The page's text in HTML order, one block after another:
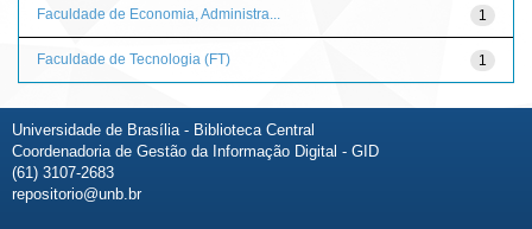
1
Faculdade de Economia, Administra...
1
Faculdade de Tecnologia (FT)
Universidade de Brasília - Biblioteca Central
Coordenadoria de Gestão da Informação Digital - GID
(61) 3107-2683
repositorio@unb.br